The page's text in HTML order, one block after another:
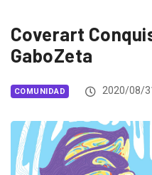
Coverart
GaboZeta
COMUNIDAD 2020/08/